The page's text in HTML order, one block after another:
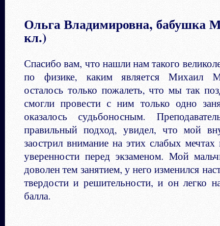
Ольга Владимировна, бабушка
кл.)
Спасибо вам, что нашли нам такого
по физике, каким является Михаил
осталось только пожалеть, что мы так
смогли провести с ним только одно
оказалось судьбоносным.
правильный подход, увидел, что мой
заострил внимание на этих слабых
уверенности перед экзаменом. Мой
доволен тем занятием, у него изменился
твердости и решительности, и он легко
балла.